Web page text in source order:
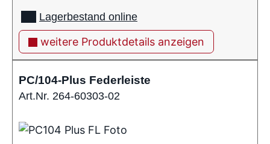
Lagerbestand online
weitere Produktdetails anzeigen
PC/104-Plus Federleiste
Art.Nr. 264-60303-02